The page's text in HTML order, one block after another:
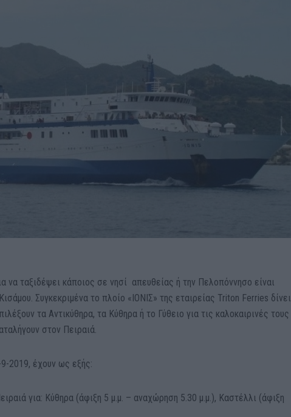
να ταξιδέψει κάποιος σε νησί απευθείας ή την Πελοπόννησο είναι
Συγκεκριμένα το πλοίο «ΙΟΝΙΣ» της εταιρείας Triton Ferries δίνει
τα Αντικύθηρα, τα Κύθηρα ή το Γύθειο για τις καλοκαιρινές τους
στον Πειραιά.
2019, έχουν ως εξής:
για: Κύθηρα (άφιξη 5 μ.μ. – αναχώρηση 5.30 μ.μ.), Καστέλλι (άφιξη